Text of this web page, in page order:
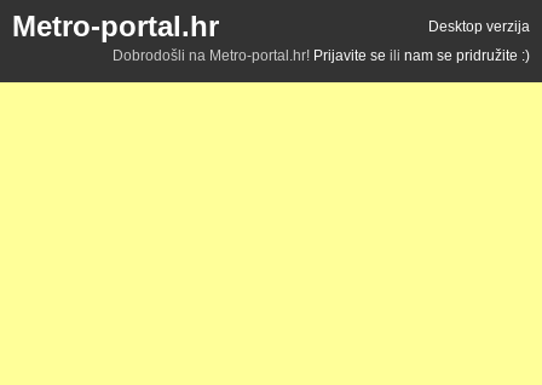
Metro-portal.hr
Desktop verzija
Dobrodošli na Metro-portal.hr! Prijavite se ili nam se pridružite :)